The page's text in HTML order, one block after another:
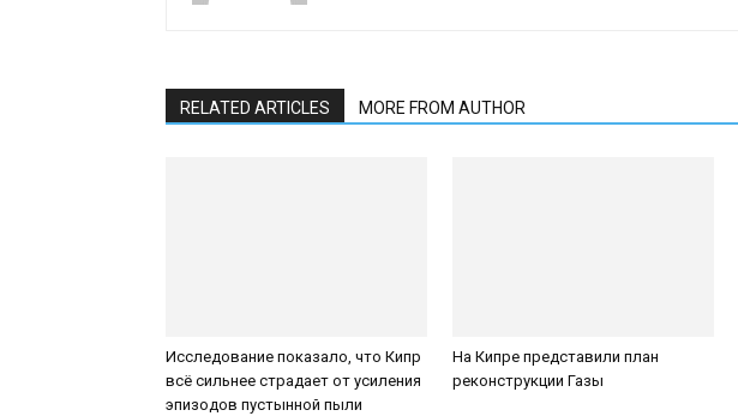
RELATED ARTICLES MORE FROM AUTHOR
Исследование показало, что Кипр
всё сильнее страдает от усиления
эпизодов пустынной пыли
На Кипре представили план
реконструкции Газы